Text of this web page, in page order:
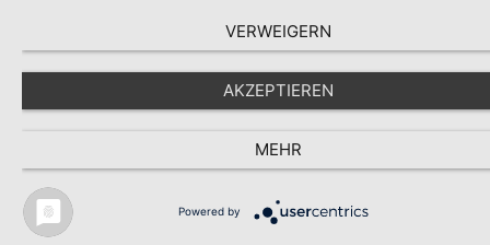
Diese Website verwendet Cookies für eine bessere Funktion.
VERWEIGERN
AKZEPTIEREN
MEHR
Powered by